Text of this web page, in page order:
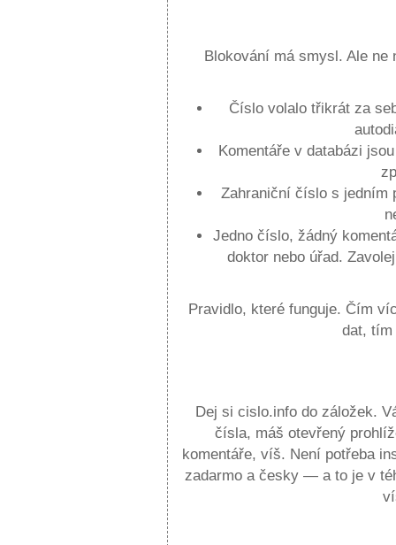
Blokování má smysl. Ale
Číslo volalo třikrát za
Komentáře v databázi
Zahraniční číslo s jedním
Jedno číslo, žádný
doktor nebo úřad.
Pravidlo, které funguje. Čím
dat, tím
Dej si cislo.info do záložek.
čísla, máš otevřený
komentáře, víš. Není potřeba
zadarmo a česky — a to je v